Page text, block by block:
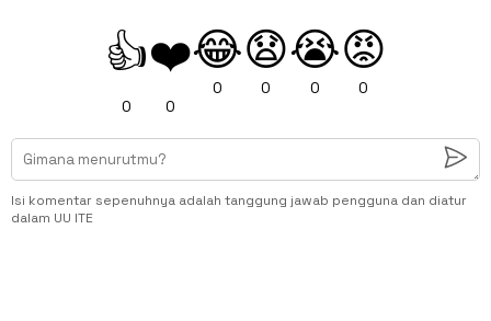
👍
0
❤️
0
😂
0
😧
0
😭
0
😡
0
Isi komentar sepenuhnya adalah tanggung jawab pengguna dan diatur
dalam UU ITE